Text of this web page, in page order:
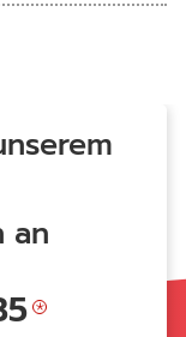
an